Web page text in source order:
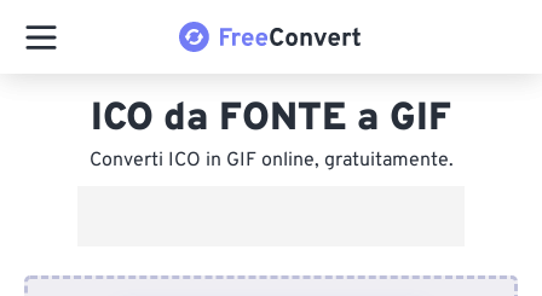
ICO da FONTE a GIF
Converti ICO in GIF online, gratuitamente.